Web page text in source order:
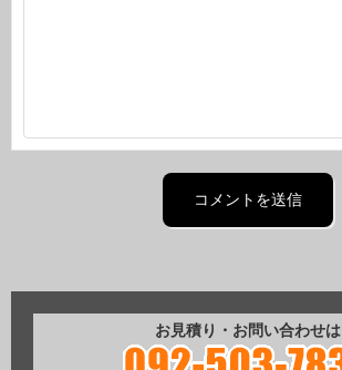
お見積り・お問い合わせは